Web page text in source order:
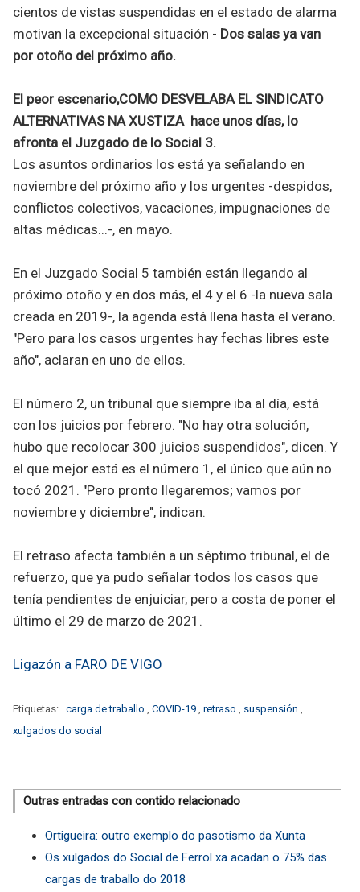
cientos de vistas suspendidas en el estado de alarma
motivan la excepcional situación - Dos salas ya van
por otoño del próximo año.
El peor escenario,COMO DESVELABA EL SINDICATO
ALTERNATIVAS NA XUSTIZA hace unos días, lo
afronta el Juzgado de lo Social 3.
Los asuntos ordinarios los está ya señalando en
noviembre del próximo año y los urgentes -despidos,
conflictos colectivos, vacaciones, impugnaciones de
altas médicas...-, en mayo.
En el Juzgado Social 5 también están llegando al
próximo otoño y en dos más, el 4 y el 6 -la nueva sala
creada en 2019-, la agenda está llena hasta el verano.
"Pero para los casos urgentes hay fechas libres este
año", aclaran en uno de ellos.
El número 2, un tribunal que siempre iba al día, está
con los juicios por febrero. "No hay otra solución,
hubo que recolocar 300 juicios suspendidos", dicen. Y
el que mejor está es el número 1, el único que aún no
tocó 2021. "Pero pronto llegaremos; vamos por
noviembre y diciembre", indican.
El retraso afecta también a un séptimo tribunal, el de
refuerzo, que ya pudo señalar todos los casos que
tenía pendientes de enjuiciar, pero a costa de poner el
último el 29 de marzo de 2021.
Ligazón a FARO DE VIGO
Etiquetas: carga de traballo , COVID-19 , retraso , suspensión ,
xulgados do social
Outras entradas con contido relacionado
Ortigueira: outro exemplo do pasotismo da Xunta
Os xulgados do Social de Ferrol xa acadan o 75% das
cargas de traballo do 2018